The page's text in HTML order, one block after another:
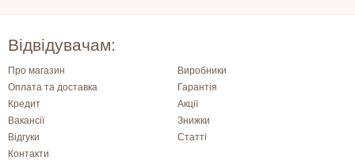
Відвідувачам:
Про магазин
Виробники
Оплата та доставка
Гарантія
Кредит
Акції
Вакансії
Знижки
Відгуки
Статті
Контакти